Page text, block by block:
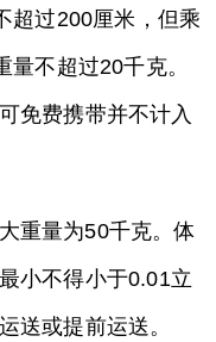
超过200厘米，但乘
不超过20千克。
免费携带并不计入
量为50千克。体
小不得小于0.01立
送或提前运送。